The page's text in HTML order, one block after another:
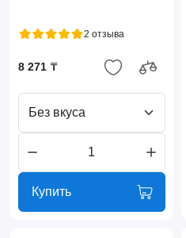
2 отзыва
8 271 ₸
Без вкуса
Купить